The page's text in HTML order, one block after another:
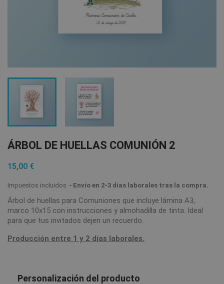
ÁRBOL DE HUELLAS COMUNIÓN 2
15,00 €
Impuestos incluidos Envío en 2-3 días laborales tras la compra.
Árbol de huellas para Comuniones que incluye lámina A3,
marco 10x15 con instrucciones y almohadilla de tinta. Ideal
para que tus invitados dejen un recuerdo.
Producción entre 1 y 2 días laborales.
Personalización del producto